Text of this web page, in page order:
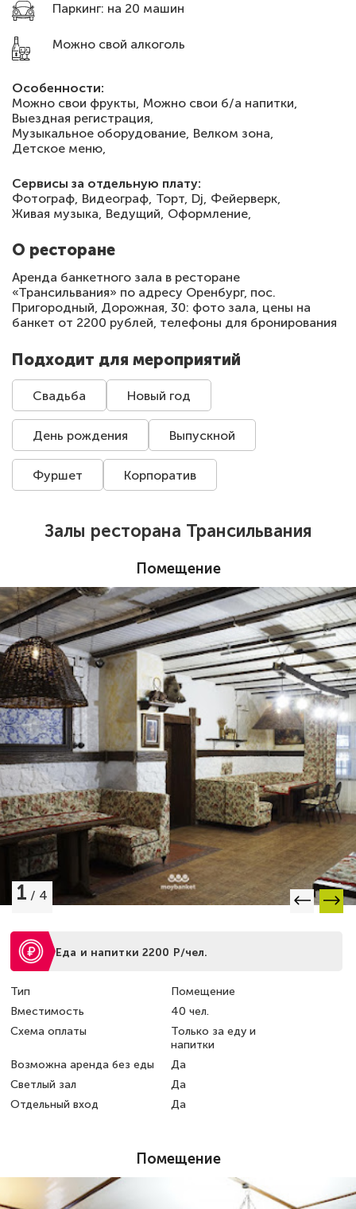
Паркинг: на 20 машин
Можно свой алкоголь
Особенности:
Можно свои фрукты, Можно свои б/а напитки,
Выездная регистрация,
Музыкальное оборудование, Велком зона,
Детское меню,
Сервисы за отдельную плату:
Фотограф, Видеограф, Торт, Dj, Фейерверк,
Живая музыка, Ведущий, Оформление,
О ресторане
Аренда банкетного зала в ресторане
«Трансильвания» по адресу Оренбург, пос.
Пригородный, Дорожная, 30: фото зала, цены на
банкет от 2200 рублей, телефоны для бронирования
Подходит для мероприятий
Свадьба Новый год
День рождения Выпускной
Фуршет Корпоратив
Залы ресторана Трансильвания
Помещение
1 / 4
Еда и напитки 2200 Р/чел.
Тип
Помещение
Вместимость
40 чел.
Схема оплаты
Только за еду и
напитки
Возможна аренда без еды
Да
Светлый зал
Да
Отдельный вход
Да
Помещение